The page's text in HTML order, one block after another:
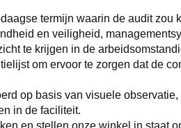
termijn waarin de audit zou
en veiligheid,
te krijgen in de
om ervoor te zorgen dat de
op basis van visuele
in de faciliteit.
en stellen onze winkel in staat